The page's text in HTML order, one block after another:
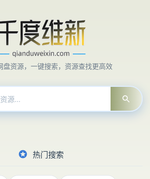
盘资源，一键搜索，资源查找更高效
热门搜索